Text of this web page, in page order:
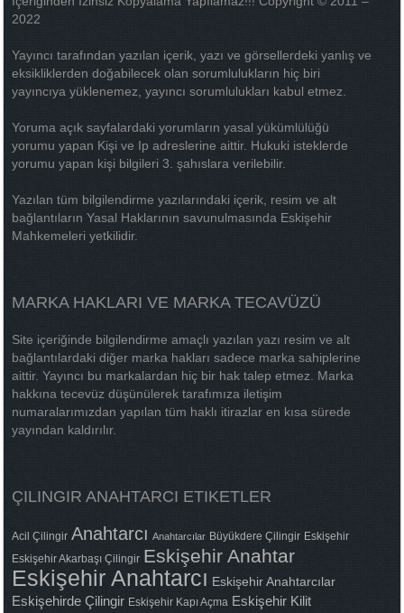
2022
Yayıncı tarafından yazılan içerik, yazı ve görsellerdeki yanlış ve
eksikliklerden doğabilecek olan sorumlulukların hiç biri
yayıncıya yüklenemez, yayıncı sorumlulukları kabul etmez.
Yoruma açık sayfalardaki yorumların yasal yükümlülüğü
yorumu yapan Kişi ve Ip adreslerine aittir. Hukuki isteklerde
yorumu yapan kişi bilgileri 3. şahıslara verilebilir.
Yazılan tüm bilgilendirme yazılarındaki içerik, resim ve alt
bağlantıların Yasal Haklarının savunulmasında Eskişehir
Mahkemeleri yetkilidir.
MARKA HAKLARI VE MARKA TECAVÜZÜ
Site içeriğinde bilgilendirme amaçlı yazılan yazı resim ve alt
bağlantılardaki diğer marka hakları sadece marka sahiplerine
aittir. Yayıncı bu markalardan hiç bir hak talep etmez. Marka
hakkına tecevüz düşünülerek tarafımıza iletişim
numaralarımızdan yapılan tüm haklı itirazlar en kısa sürede
yayından kaldırılır.
ÇILINGIR ANAHTARCI ETIKETLER
Acil Çilingir Anahtarcı Anahtarcılar Büyükdere Çilingir Eskişehir
Eskişehir Akarbaşı Çilingir Eskişehir Anahtar
Eskişehir Anahtarcı Eskişehir Anahtarcılar
Eskişehirde Çilingir Eskişehir Kapı Açma Eskişehir Kilit